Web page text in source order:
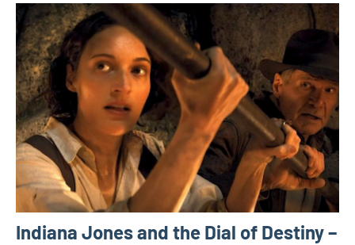
Indiana Jones and the Dial of Destiny –